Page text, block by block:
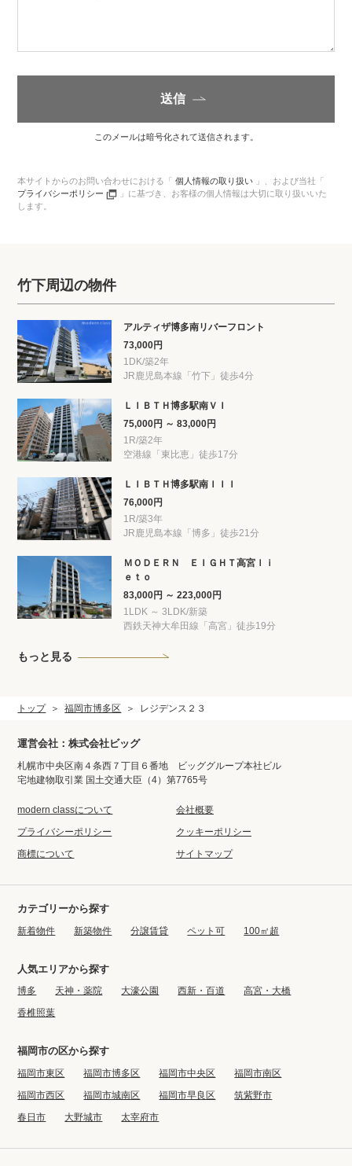
送信
このメールは暗号化されて送信されます。
本サイトからのお問い合わせにおける「個人情報の取り扱い 」、 および当社「
プライバシーポリシー
」に基づき、 お客様の個人情報は大切に取り扱いいた
します。
竹下周辺の物件
アルティザ博多南リバーフロント
73,000円
1DK/築2年
JR鹿児島本線「竹下」徒歩4分
ＬＩＢＴＨ博多駅南ＶＩ
75,000円 ～ 83,000円
1R/築2年
空港線「東比恵」徒歩17分
ＬＩＢＴＨ博多駅南ＩＩＩ
76,000円
1R/築3年
JR鹿児島本線「博多」徒歩21分
ＭＯＤＥＲＮ ＥＩＧＨＴ高宮ｌｉ
ｅｔｏ
83,000円 ～ 223,000円
1LDK ～ 3LDK/新築
西鉄天神大牟田線「高宮」徒歩19分
もっと見る
トップ 福岡市博多区 レジデンス２３
運営会社：株式会社ビッグ
札幌市中央区南４条西７丁目６番地 ビッググループ本社ビル
宅地建物取引業 国土交通大臣（4）第7765号
modern classについて
会社概要
プライバシーポリシー
クッキーポリシー
商標について
サイトマップ
カテゴリーから探す
新着物件 新築物件 分譲賃貸 ペット可 100㎡超
人気エリアから探す
博多 天神・薬院 大濠公園 西新・百道
高宮・大橋
香椎照葉
福岡市の区から探す
福岡市東区 福岡市博多区 福岡市中央区
福岡市南区
福岡市西区
福岡市城南区 福岡市早良区
筑紫野市
春日市
大野城市 太宰府市